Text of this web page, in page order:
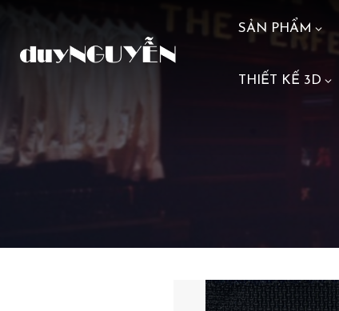
SẢN PHẨM
THIẾT KẾ 3D